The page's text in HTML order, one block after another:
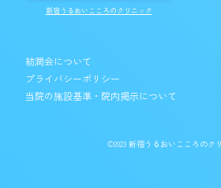
新宿うるおいこころのクリニック
紡潤会について
プライバシーポリシー
当院の施設基準・院内掲示について
©2023 新宿うるおいこころのク